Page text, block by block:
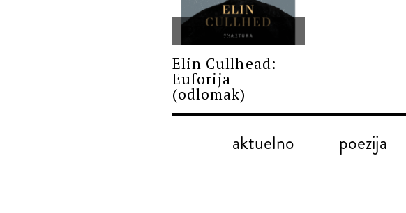
PROZA
Elin Cullhead:
Euforija
(odlomak)
aktuelno poezija